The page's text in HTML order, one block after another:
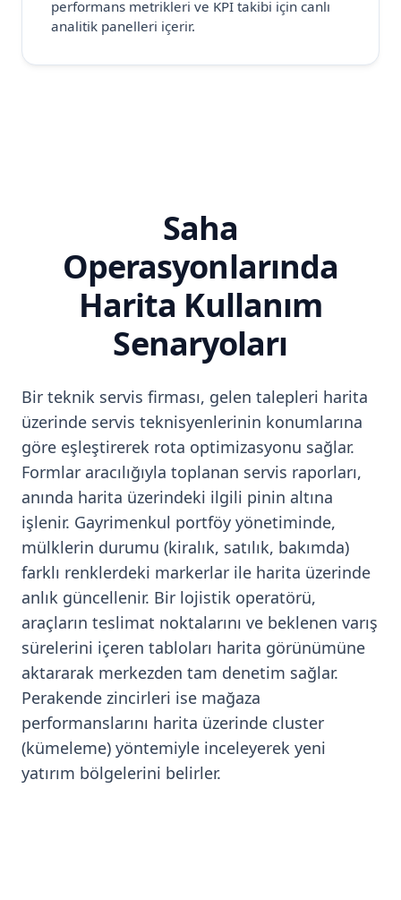
performans metrikleri ve KPI takibi için canlı
analitik panelleri içerir.
Saha
Operasyonlarında
Harita Kullanım
Senaryoları
Bir teknik servis firması, gelen talepleri harita
üzerinde servis teknisyenlerinin konumlarına
göre eşleştirerek rota optimizasyonu sağlar.
Formlar aracılığıyla toplanan servis raporları,
anında harita üzerindeki ilgili pinin altına
işlenir. Gayrimenkul portföy yönetiminde,
mülklerin durumu (kiralık, satılık, bakımda)
farklı renklerdeki markerlar ile harita üzerinde
anlık güncellenir. Bir lojistik operatörü,
araçların teslimat noktalarını ve beklenen varış
sürelerini içeren tabloları harita görünümüne
aktararak merkezden tam denetim sağlar.
Perakende zincirleri ise mağaza
performanslarını harita üzerinde cluster
(kümeleme) yöntemiyle inceleyerek yeni
yatırım bölgelerini belirler.